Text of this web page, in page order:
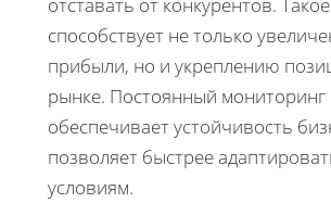
способствует не только
прибыли, но и укреплению
рынке. Постоянный мониторинг
обеспечивает устойчивость
позволяет быстрее
условиям.